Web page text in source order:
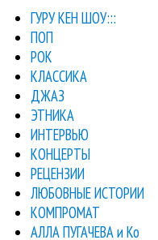
ГУРУ КЕН ШОУ:::
ПОП
РОК
КЛАССИКА
ДЖАЗ
ЭТНИКА
ИНТЕРВЬЮ
КОНЦЕРТЫ
РЕЦЕНЗИИ
ЛЮБОВНЫЕ ИСТОРИИ
КОМПРОМАТ
АЛЛА ПУГАЧЕВА и Ко